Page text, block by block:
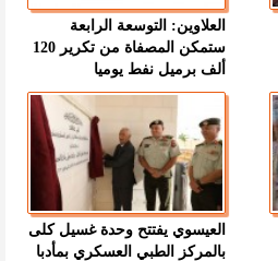
العلاوين: التوسعة الرابعة
ستمكن المصفاة من تكرير 120
ألف برميل نفط يوميا
العيسوي يفتتح وحدة غسيل كلى
بالمركز الطبي العسكري بمأدبا